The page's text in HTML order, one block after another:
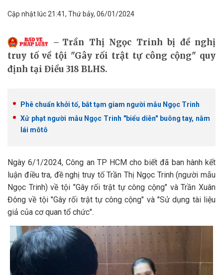
Cập nhật lúc 21:41, Thứ bảy, 06/01/2024
Trần Thị Ngọc Trinh bị đề nghị
truy tố về tội "Gây rối trật tự công cộng" quy
định tại Điều 318 BLHS.
Phê chuẩn khởi tố, bắt tạm giam người mẫu Ngọc Trinh
Xử phạt người mẫu Ngọc Trinh "biểu diễn" buông tay, nằm
lái môtô
Ngày 6/1/2024, Công an TP HCM cho biết đã ban hành kết
luận điều tra, đề nghị truy tố Trần Thị Ngọc Trinh (người mẫu
Ngọc Trinh) về tội "Gây rối trật tự công cộng" và Trần Xuân
Đông về tội "Gây rối trật tự công cộng" và "Sử dụng tài liệu
giả của cơ quan tổ chức".